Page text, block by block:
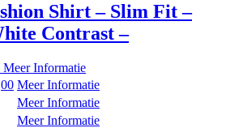
Shirt – Slim Fit –
Contrast –
Huidige
prijs
€ 49,00.
Meer Informatie
Meer Informatie
Meer Informatie
Meer Informatie